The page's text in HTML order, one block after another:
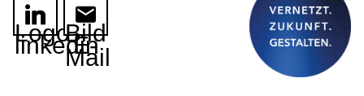
Logo
linkedin
Bild
E-
Mail